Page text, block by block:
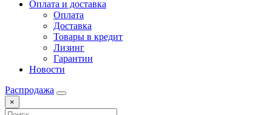
Оплата и доставка
Оплата
Доставка
Товары в кредит
Лизинг
Гарантии
Новости
Распродажа
×